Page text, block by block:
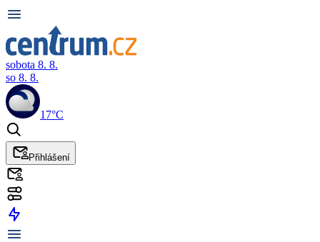
sobota 8. 8.
so 8. 8.
17°C
Přihlášení